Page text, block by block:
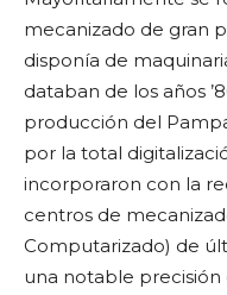
mecanizado de gran
disponía de
databan de los años
producción del
por la total
incorporaron con la
centros de
Computarizado) de
una notable